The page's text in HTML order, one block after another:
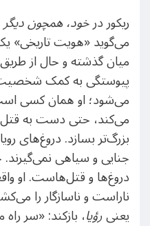
ریکور درخود، همچون دیگر
می‌گوید «هویت تاریخی»
میان گذشته و حال از
پیوستگی به کمک شخصیت
می‌شود؛ او همان کسی
می‌کند، حتی دست به قتل
بزرگ‌تر ‌بسازد. دروغ‌های
جنایی و سیاهی
دروغ‌ها و قتل‌هاست. او
ناراست و ناسازگار را
یعنیرؤیا، بازکند: «سر